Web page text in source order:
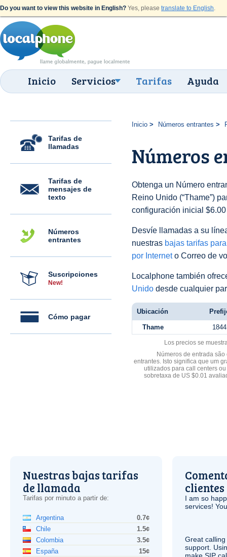
Do you want to view this website in English? Yes, please translate to English.
Inicio Servicios Tarifas Ayuda
Tarifas de
llamadas
Tarifas de
mensajes de
texto
Números
entrantes
Suscripciones
New!
Cómo pagar
Inicio Números entrantes
Números
Obtenga un Número
Reino Unido (“Thame”)
configuración inicial
Desvíe llamadas a su
nuestras bajas tarifas
por Interneto Correo de
Localphone también
Unido desde cualquier
Ubicación
Thame 1844
Los precios se
Números de entrada
entrantes. Isto significa que um
utilizados para call centers
sobretaxa de US $0.01
Nuestras bajas tarifas
de llamada
Tarifas por minuto a partir de:
Argentina
0.7¢
Chile
1.5¢
Colombia
3.5¢
España
15¢
clientes
I am so
services!
Great
support.